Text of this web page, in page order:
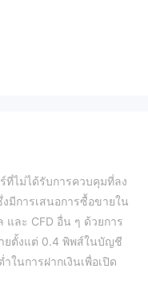
ที่ไม่ได้รับการควบคุมที่ลง
มีการเสนอการซื้อขายใน
ละ CFD อื่น ๆ ด้วยการ
ายตั้งแต่ 0.4 พิพส์ในบัญชี
นการฝากเงินเพื่อเปิด